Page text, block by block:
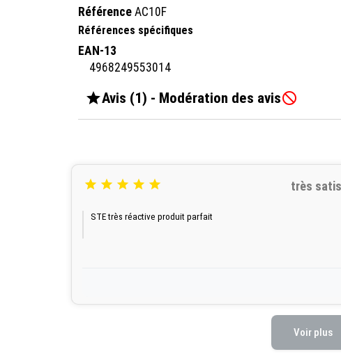
Référence AC10F
Références spécifiques
EAN-13
4968249553014
Avis (1) - Modération des avis
     très
STE très réactive produit parfait
Voir plus